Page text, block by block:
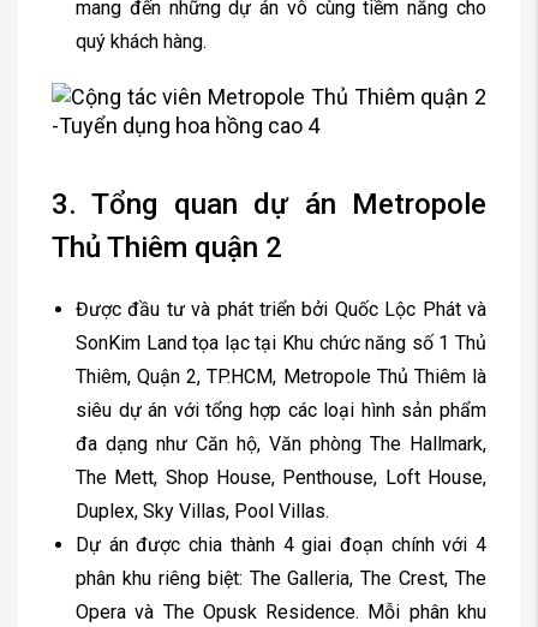
mang đến những dự án vô cùng tiềm năng cho
quý khách hàng.
3. Tổng quan dự án Metropole
Thủ Thiêm quận 2
Được đầu tư và phát triển bởi Quốc Lộc Phát và
SonKim Land tọa lạc tại Khu chức năng số 1 Thủ
Thiêm, Quận 2, TP.HCM, Metropole Thủ Thiêm là
siêu dự án với tổng hợp các loại hình sản phẩm
đa dạng như Căn hộ, Văn phòng The Hallmark,
The Mett, Shop House, Penthouse, Loft House,
Duplex, Sky Villas, Pool Villas.
Dự án được chia thành 4 giai đoạn chính với 4
phân khu riêng biệt: The Galleria, The Crest, The
Opera và The Opusk Residence. Mỗi phân khu